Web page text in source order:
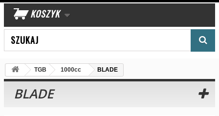
KOSZYK
TGB 1000cc BLADE
BLADE